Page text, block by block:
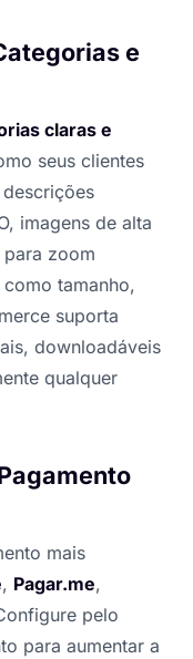
e
claras e
seus clientes
imagens de alta
zoom
tamanho,
suporta
downloadáveis
qualquer
mais
, Pagar.me,
pelo
para aumentar a